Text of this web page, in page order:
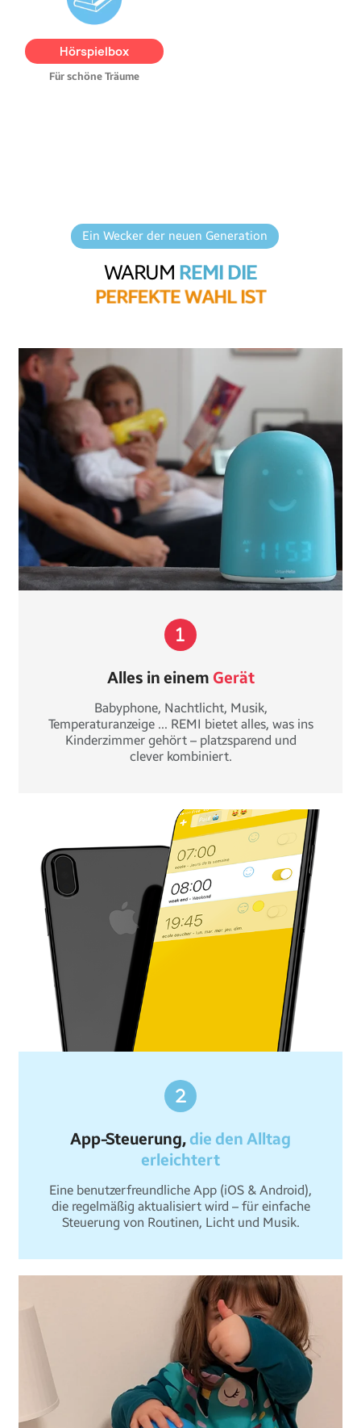
Hörspielbox
Für schöne Träume
exklusive Geschichten zum
Download. So wird REMI zur
echten Hörspielbox voller
Abenteuer und Fantasie.
Ein Wecker der neuen Generation
WARUM REMI DIE
PERFEKTEWAHL IST
Alles in einem Gerät
Babyphone, Nachtlicht, Musik,
Temperaturanzeige … REMI bietet alles, was ins
Kinderzimmer gehört – platzsparend und
clever kombiniert.
App-Steuerung,die den Alltag
erleichtert
Eine benutzerfreundliche App (iOS & Android),
die regelmäßig aktualisiert wird – für einfache
Steuerung von Routinen, Licht und Musik.